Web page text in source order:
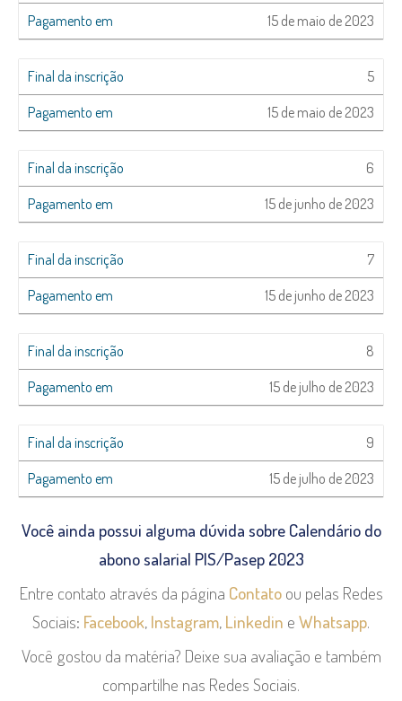
15 de maio de 2023
5
15 de maio de 2023
6
15 de junho de 2023
7
15 de junho de 2023
8
15 de julho de 2023
9
15 de julho de 2023
Você ainda possui alguma dúvida sobre Calendário do
abono salarial PIS/Pasep 2023
Entre contato através da página Contatoou pelas Redes
Sociais: Facebook, Instagram, Linkedin e Whatsapp.
Você gostou da matéria? Deixe sua avaliação e também
compartilhe nas Redes Sociais.